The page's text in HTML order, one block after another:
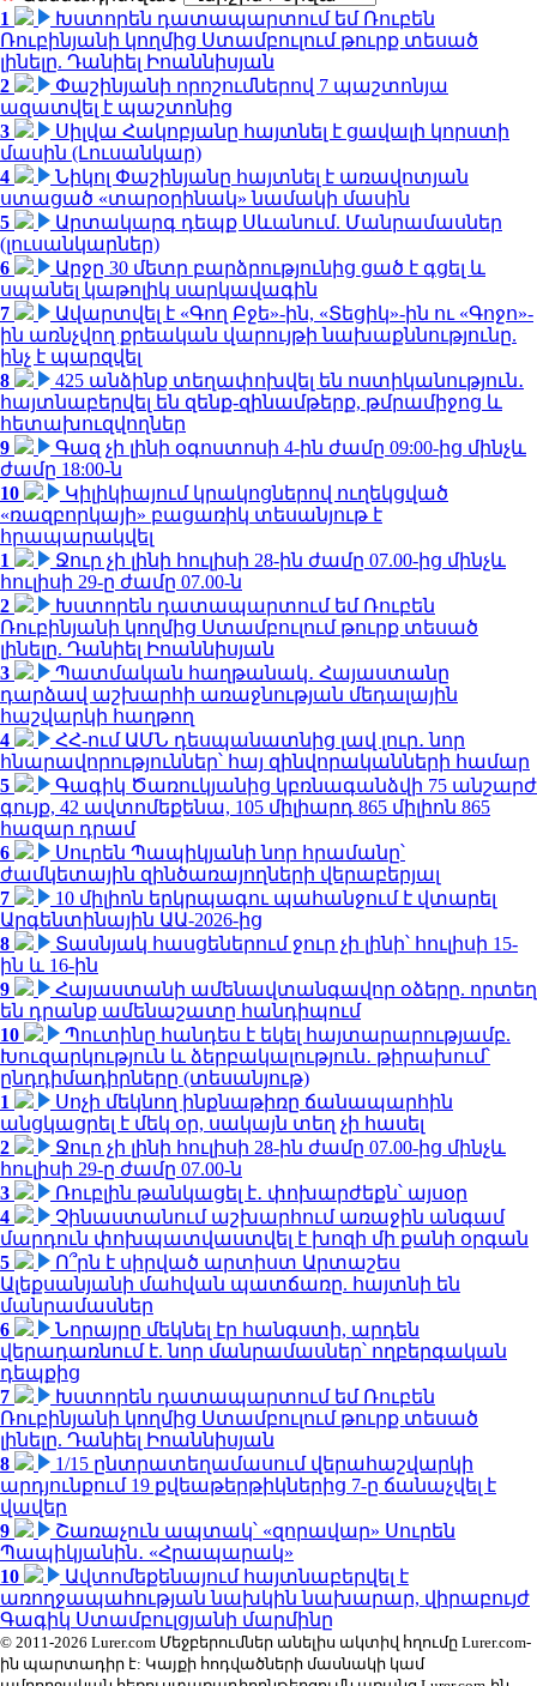
1
Խստորեն դատապարտում եմ Ռուբեն
Ռուբինյանի կողմից Ստամբուլում թուրք տեսած
լինելը. Դանիել Իոաննիսյան
2
Փաշինյանի որոշումներով 7 պաշտոնյա
ազատվել է պաշտոնից
3
Սիլվա Հակոբյանը հայտնել է ցավալի կորստի
մասին (Լուսանկար)
4
Նիկոլ Փաշինյանը հայտնել է առավոտյան
ստացած «տարօրինակ» նամակի մասին
5
Արտակարգ դեպք Սևանում. Մանրամասներ
(լուսանկարներ)
6
Արջը 30 մետր բարձրությունից ցած է գցել և
սպանել կաթոլիկ սարկավագին
7
Ավարտվել է «Գող Բջե»-ին, «Տեցիկ»-ին ու «Գոջո»-
ին առնչվող քրեական վարույթի նախաքննությունը.
ինչ է պարզվել
8
425 անձինք տեղափոխվել են ոստիկանություն․
հայտնաբերվել են զենք-զինամթերք, թմրամիջոց և
հետախուզվողներ
9
Գազ չի լինի օգոստոսի 4-ին ժամը 09:00-ից մինչև
ժամը 18:00-ն
10
Կիլիկիայում կրակոցներով ուղեկցված
«ռազբորկայի» բացառիկ տեսանյութ է
հրապարակվել
1
Ջուր չի լինի հուլիսի 28-ին ժամը 07.00-ից մինչև
հուլիսի 29-ը ժամը 07.00-ն
2
Խստորեն դատապարտում եմ Ռուբեն
Ռուբինյանի կողմից Ստամբուլում թուրք տեսած
լինելը. Դանիել Իոաննիսյան
3
Պատմական հաղթանակ․ Հայաստանը
դարձավ աշխարհի առաջնության մեդալային
հաշվարկի հաղթող
4
ՀՀ-ում ԱՄՆ դեսպանատնից լավ լուր․ նոր
հնարավորություններ՝ հայ զինվորականների համար
5
Գագիկ Ծառուկյանից կբռնագանձվի 75 անշարժ
գույք, 42 ավտոմեքենա, 105 միլիարդ 865 միլիոն 865
հազար դրամ
6
Սուրեն Պապիկյանի նոր հրամանը՝
ժամկետային զինծառայողների վերաբերյալ
7
10 միլիոն երկրպագու պահանջում է վտարել
Արգենտինային ԱԱ-2026-ից
8
Տասնյակ հասցեներում ջուր չի լինի՝ հուլիսի 15-
ին և 16-ին
9
Հայաստանի ամենավտանգավոր օձերը. որտեղ
են դրանք ամենաշատը հանդիպում
10
Պուտինը հանդես է եկել հայտարարությամբ.
Խուզարկություն և ձերբակալություն․ թիրախում՝
ընդդիմադիրները (տեսանյութ)
1
Սոչի մեկնող ինքնաթիռը ճանապարհին
անցկացրել է մեկ օր, սակայն տեղ չի հասել
2
Ջուր չի լինի հուլիսի 28-ին ժամը 07.00-ից մինչև
հուլիսի 29-ը ժամը 07.00-ն
3
Ռուբլին թանկացել է․ փոխարժեքն՝ այսօր
4
Չինաստանում աշխարհում առաջին անգամ
մարդուն փոխպատվաստվել է խոզի մի քանի օրգան
5
Ո՞րն է սիրված արտիստ Արտաշես
Ալեքսանյանի մահվան պատճառը. հայտնի են
մանրամասներ
6
Նորայրը մեկնել էր հանգստի, արդեն
վերադառնում է. նոր մանրամասներ՝ ողբերգական
դեպքից
7
Խստորեն դատապարտում եմ Ռուբեն
Ռուբինյանի կողմից Ստամբուլում թուրք տեսած
լինելը. Դանիել Իոաննիսյան
8
1/15 ընտրատեղամասում վերահաշվարկի
արդյունքում 19 քվեաթերթիկներից 7-ը ճանաչվել է
վավեր
9
Շառաչուն ապտակ՝ «զորավար» Սուրեն
Պապիկյանին․ «Հրապարակ»
10
Ավտոմեքենայում հայտնաբերվել է
առողջապահության նախկին նախարար, վիրաբույժ
Գագիկ Ստամբուլցյանի մարմինը
© 2011-2026 Lurer.com Մեջբերումներ անելիս ակտիվ հղումը Lurer.com-
ին պարտադիր է: Կայքի հոդվածների մասնակի կամ